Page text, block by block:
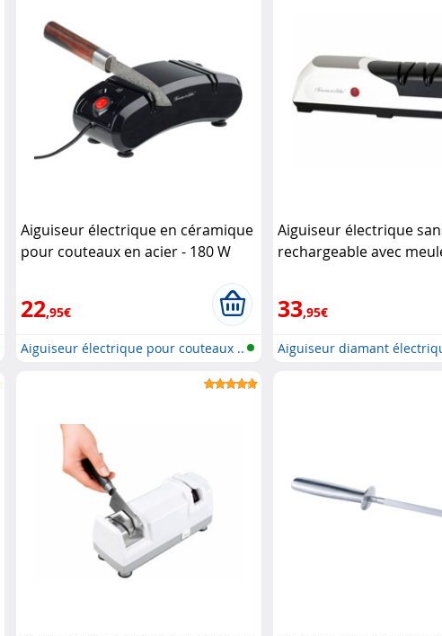
Aiguiseur électrique en céramique
pour couteaux en acier - 180 W
22,95€
Aiguiseur électrique pour couteaux ..
Aiguiseur électrique
rechargeable avec
33,95€
Aiguiseur diamant